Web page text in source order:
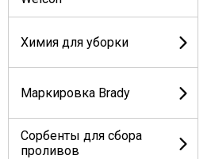
Химия для уборки
Маркировка Brady
Сорбенты для сбора
проливов